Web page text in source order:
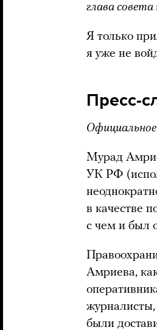
глава
Я только
я уже не
Пресс-
Официальное
Мурад
УК РФ
в качестве
с чем и был
Амриева,
были